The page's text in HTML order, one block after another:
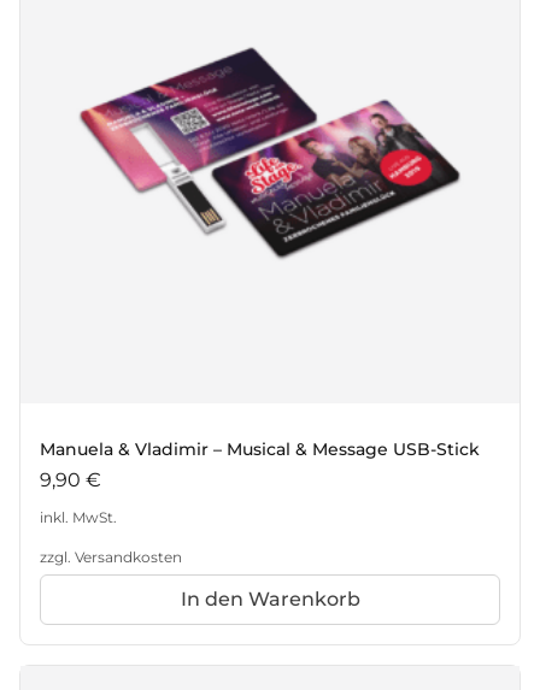
Manuela & Vladimir – Musical & Message USB-Stick
9,90 €
inkl. MwSt.
zzgl. Versandkosten
In den Warenkorb